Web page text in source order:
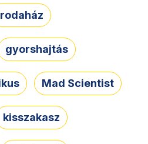
gyorshajtás
Mad Scientist
kisszakasz